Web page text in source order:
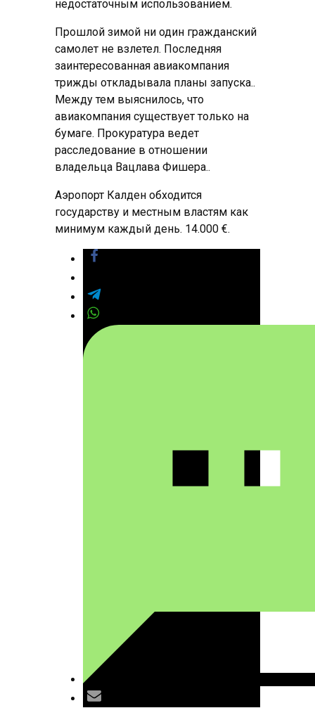
недостаточным использованием.
Прошлой зимой ни один гражданский
самолет не взлетел. Последняя
заинтересованная авиакомпания
трижды откладывала планы запуска..
Между тем выяснилось, что
авиакомпания существует только на
бумаге. Прокуратура ведет
расследование в отношении
владельца Вацлава Фишера..
Аэропорт Калден обходится
государству и местным властям как
минимум каждый день. 14.000 €.